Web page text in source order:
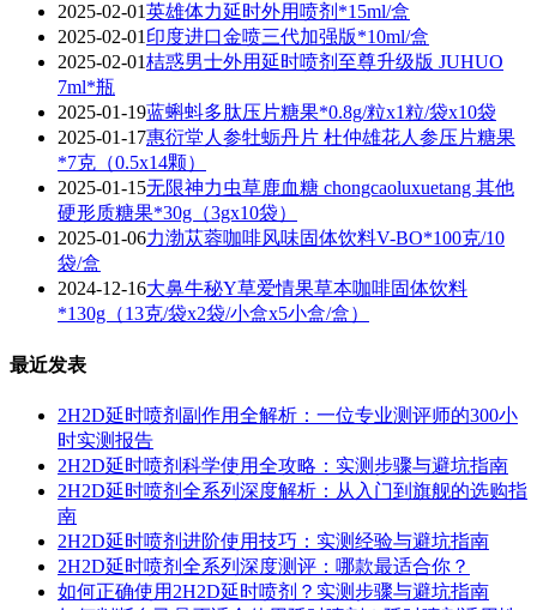
2025-02-01英雄体力延时外用喷剂*15ml/盒
2025-02-01 印度进口金喷三代加强版*10ml/盒
2025-02-01桔惑男士外用延时喷剂至尊升级版 JUHUO
7ml*瓶
2025-01-19蓝蝌蚪多肽压片糖果*0.8g/粒x1粒/袋x10袋
2025-01-17惠衍堂人参牡蛎丹片 杜仲雄花人参压片糖果
*7克（0.5x14颗）
2025-01-15无限神力虫草鹿血糖 chongcaoluxuetang 其他
硬形质糖果*30g（3gx10袋）
2025-01-06​力渤苁蓉咖啡风味固体饮料V-BO*100克/10
袋/盒
2024-12-16大鼻牛秘Y草爱情果草本咖啡固体饮料
*130g（13克/袋x2袋/小盒x5小盒/盒）
最近发表
2H2D延时喷剂副作用全解析：一位专业测评师的300小
时实测报告
2H2D延时喷剂科学使用全攻略：实测步骤与避坑指南
2H2D延时喷剂全系列深度解析：从入门到旗舰的选购指
南
2H2D延时喷剂进阶使用技巧：实测经验与避坑指南
2H2D延时喷剂全系列深度测评：哪款最适合你？
如何正确使用2H2D延时喷剂？实测步骤与避坑指南